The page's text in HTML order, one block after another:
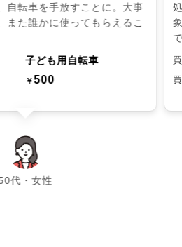
自転車を手放すことに。大事
また誰かに使ってもらえるこ
子ども用自転車
￥500
代・女性
chevron_left chevron_right